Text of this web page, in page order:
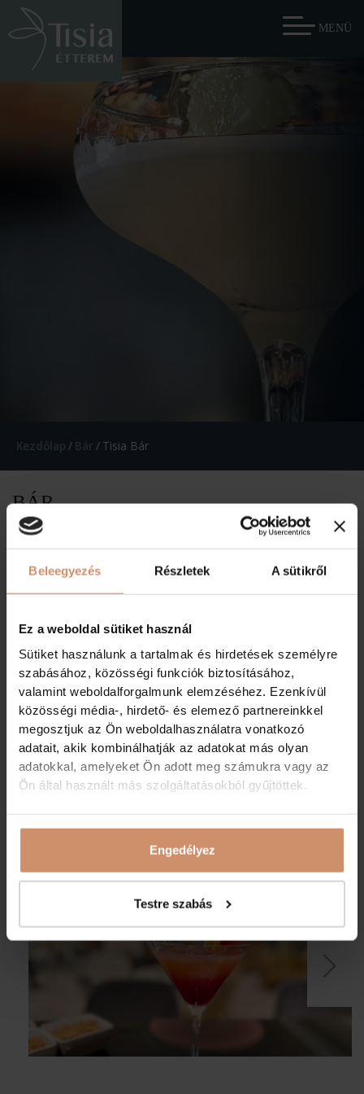
Beleegyezés Részletek A sütikről
Ez a weboldal sütiket használ
Sütiket használunk a tartalmak és hirdetések személyre
szabásához, közösségi funkciók biztosításához,
valamint weboldalforgalmunk elemzéséhez. Ezenkívül
közösségi média-, hirdető- és elemező partnereinkkel
megosztjuk az Ön weboldalhasználatra vonatkozó
adatait, akik kombinálhatják az adatokat más olyan
adatokkal, amelyeket Ön adott meg számukra vagy az
Ön által használt más szolgáltatásokból gyűjtöttek.
Engedélyez
Testre szabás
/ / Tisia Bár
BÁR
Bárunk egész évben elegáns hangulatú és kényelmes
étel elfogyasztásához, de akár egy üzleti megbeszéléshez
is.
ételeket is kínálunk.
Bárunk nyitvatartása
Vasárnaptól csütörtökig 7:00-22:00,
Pénteken és szombaton 7:00-23:00.
ITALLAP
BORLAP